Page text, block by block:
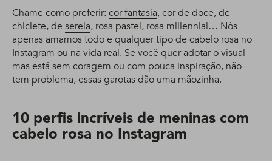
Chame como preferir: cor fantasia, cor de doce, de
chiclete, de sereia, rosa pastel, rosa millennial… Nós
apenas amamos todo e qualquer tipo de cabelo rosa no
Instagram ou na vida real. Se você quer adotar o visual
mas está sem coragem ou com pouca inspiração, não
tem problema, essas garotas dão uma mãozinha.
10 perfis incríveis de meninas com
cabelo rosa no Instagram